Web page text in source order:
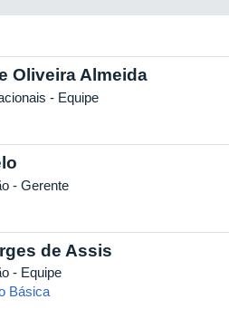
Oliveira Almeida
- Equipe
- Gerente
de Assis
- Equipe
Básica